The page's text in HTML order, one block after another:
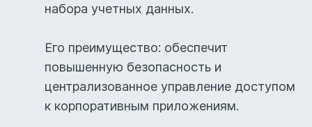
набора учетных данных.
Его преимущество: обеспечит
повышенную безопасность и
централизованное управление доступом
к корпоративным приложениям.